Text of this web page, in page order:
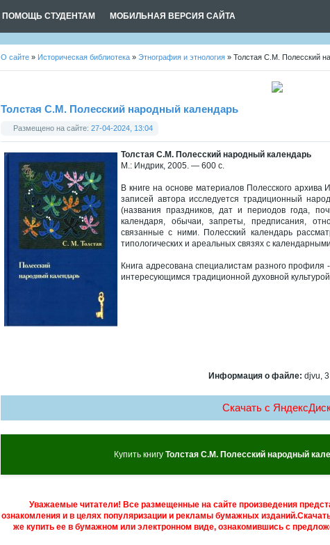
ПОМОЩЬ СТУДЕНТАМ МОБИЛЬНАЯ ВЕРСИЯ САЙТА
О сайте » Историческая библиотека » Этнография и этнология » Толстая С.М. Полесский
Толстая С.М. Полесский народный календарь
Размещено на сайте: 27-04-2024, 13:04
Толстая С.М. Полесский народный календарь
М.: Индрик, 2005. — 600 с.
В книге на основе материалов Полесского
записей автора исследуется традиционный
(названия праздников, дат и периодов года,
календаря, обычаи, запреты, предписания,
связанные с ними. Полесский календарь
типологических и ареальных связях с
Книга адресована специалистам разного
интересующимся традиционной духовной
Информация о файле: djvu,
Скачать c
Купить книгуТолстая С.М. Полесский народный
Уважаемые читатели! Все размещенные на сайте произведения
ознакомления и в целях популяризации и рекламы бумажных
же купить ее в бумажном или электронном виде, ознакомившись с